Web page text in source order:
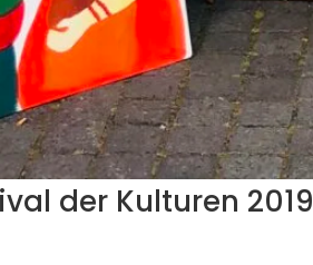
der Kulturen 2019